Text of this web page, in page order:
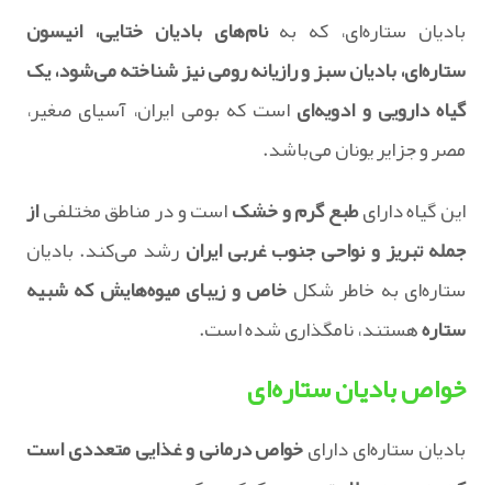
بادیان ستاره‌ای، که بهنام‌های بادیان ختایی، انیسون
ستاره‌ای، بادیان سبز و رازیانه رومی نیز شناخته می‌شود، یک
گیاه دارویی و ادویه‌ایاست که بومی ایران، آسیای صغیر،
مصر و جزایر یونان می‌باشد.
این گیاه دارایطبع گرم و خشکاست و در مناطق مختلفیاز
جمله تبریز و نواحی جنوب غربی ایرانرشد می‌کند. بادیان
ستاره‌ای به خاطر شکلخاص و زیبای میوه‌هایش که شبیه
ستارههستند، نامگذاری شده است.
خواص بادیان ستاره‌ای
بادیان ستاره‌ای دارایخواص درمانی و غذایی متعددی است